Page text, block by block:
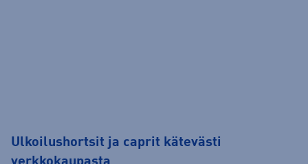
Ulkoilushortsit ja caprit kätevästi